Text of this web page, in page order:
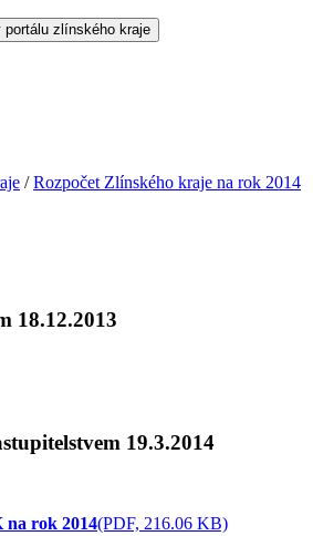
/Rozpočet Zlínského kraje na rok 2014
18.12.2013
19.3.2014
na rok 2014(PDF, 216.06 KB)